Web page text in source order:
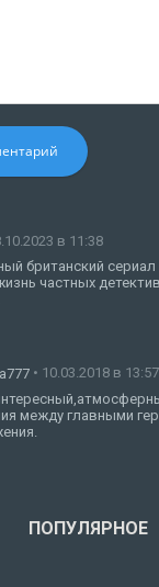
в 11:38
британский
частных
• 10.03.2018 в 13:57
между главными
ПОПУЛЯРНОЕ